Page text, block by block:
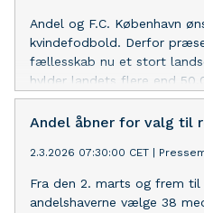
Andel og F.C. København
kvindefodbold. Derfor
fællesskab nu et stort
hylder landets flere end
Andel åbner for valg til
2.3.2026 07:30:00 CET
Fra den 2. marts og frem til
andelshaverne vælge 38